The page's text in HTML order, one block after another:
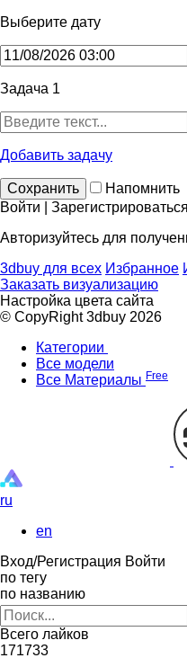
Выберите дату
Задача 1
Добавить задачу
Сохранить
Напомнить
Войти | Зарегистрироваться
Авторизуйтесь для
3dbuy для всех Избранное
Заказать визуализацию
Настройка цвета сайта
© CopyRight 3dbuy 2026
Категории
Все модели
Все Материалы Free
ru
en
Вход/Регистрация Войти
по тегу
по названию
Всего лайков
171733